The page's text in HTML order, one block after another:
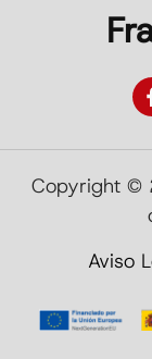
Copyright ©
Aviso